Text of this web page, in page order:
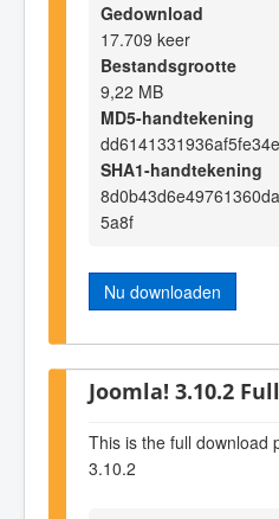
Gedownload
17.709 keer
Bestandsgrootte
9,22 MB
MD5-handtekening
SHA1-handtekening
5a8f
Nu downloaden
Joomla! 3.10.2
This is the full download
3.10.2